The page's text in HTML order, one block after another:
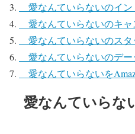
愛なんていらないのイン
愛なんていらないのキャ
愛なんていらないのスタ
愛なんていらないのデー
愛なんていらないを
愛なんていらな